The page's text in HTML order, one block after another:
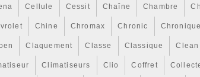
Cellule Cessit Chaîne Chambre
Chine Chromax Chronic Chronique
Claquement Classe Classique Clean
Climatiseurs Clio Coffret